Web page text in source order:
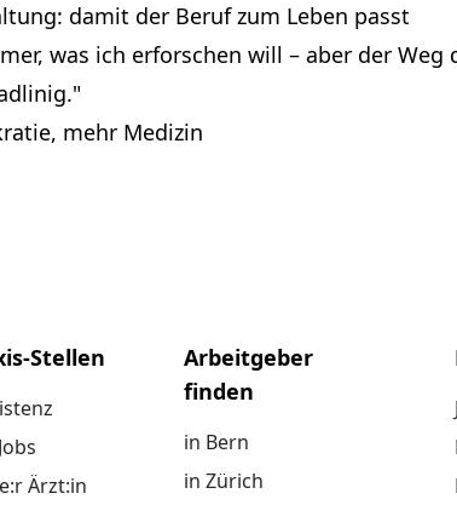
damit der Beruf zum Leben passt
was ich erforschen will – aber der
mehr Medizin
Stellen
Ärzt:in
Arbeitgeber
finden
in Bern
in Zürich